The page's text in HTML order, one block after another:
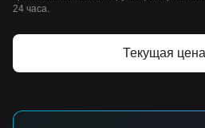
24 часа.
Текущая